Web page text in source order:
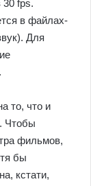
30 fps.
в файлах-
Для
то, что и
Чтобы
фильмов,
бы
кстати,